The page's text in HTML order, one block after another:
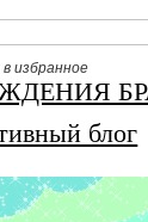
избранное
блог